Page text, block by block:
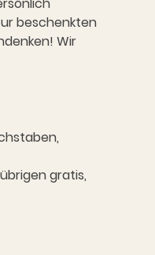
beschenkten
Wir
gratis,